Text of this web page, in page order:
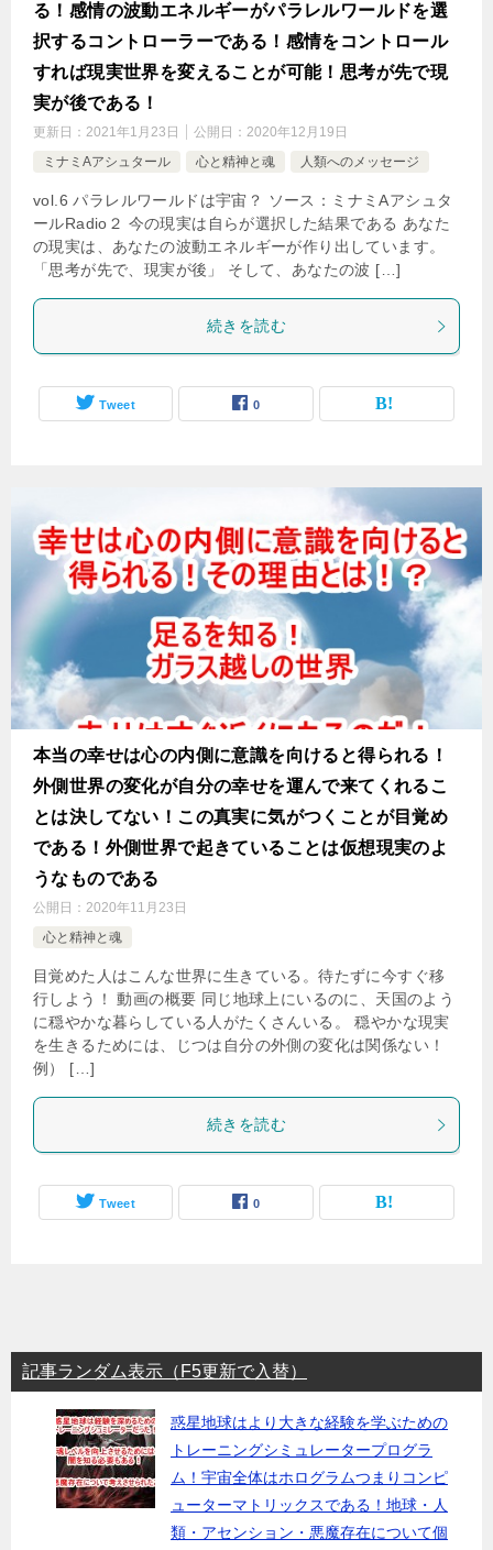
る！感情の波動エネルギーがパラレルワールドを選
択するコントローラーである！感情をコントロール
すれば現実世界を変えることが可能！思考が先で現
実が後である！
更新日： 2021年1月23日 公開日： 2020年12月19日
ミナミAアシュタール
心と精神と魂 人類へのメッセージ
vol.6 パラレルワールドは宇宙？ ソース：ミナミAアシュタ
ールRadio２ 今の現実は自らが選択した結果である あなた
の現実は、あなたの波動エネルギーが作り出しています。
「思考が先で、現実が後」 そして、あなたの波 […]
続きを読む
Tweet 0
本当の幸せは心の内側に意識を向けると得られる！
外側世界の変化が自分の幸せを運んで来てくれるこ
とは決してない！この真実に気がつくことが目覚め
である！外側世界で起きていることは仮想現実のよ
うなものである
公開日： 2020年11月23日
心と精神と魂
目覚めた人はこんな世界に生きている。待たずに今すぐ移
行しよう！ 動画の概要 同じ地球上にいるのに、天国のよう
に穏やかな暮らしている人がたくさんいる。 穏やかな現実
を生きるためには、じつは自分の外側の変化は関係ない！
例） […]
続きを読む
Tweet 0
記事ランダム表示（F5更新で入替）
惑星地球はより大きな経験を学ぶための
トレーニングシミュレータープログラ
ム！宇宙全体はホログラムつまりコンピ
ューターマトリックスである！地球・人
類・アセンション・悪魔存在について個